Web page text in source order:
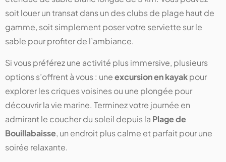
soit louer un transat dans un des clubs de plage haut de
gamme, soit simplement poser votre serviette sur le
sable pour profiter de l’ambiance.
Si vous préférez une activité plus immersive, plusieurs
options s’offrent à vous : uneexcursion en kayakpour
explorer les criques voisines ou une plongée pour
découvrir la vie marine. Terminez votre journée en
admirant le coucher du soleil depuis la Plage de
Bouillabaisse, un endroit plus calme et parfait pour une
soirée relaxante.